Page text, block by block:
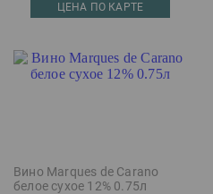
ЦЕНА ПО КАРТЕ
Вино Marques de Carano
белое сухое 12% 0.75л